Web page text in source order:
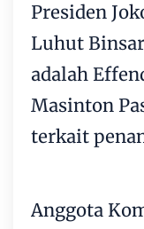
Presiden
Luhut
adalah
Masinton
terkait
Anggota